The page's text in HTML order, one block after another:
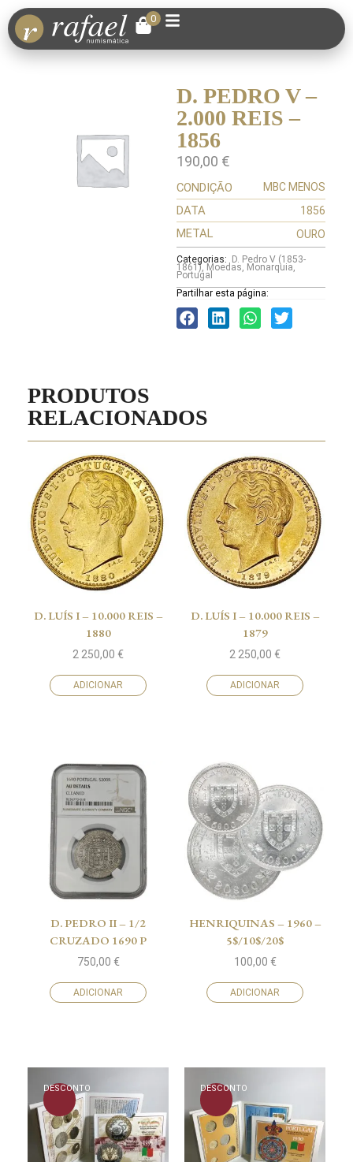
0
D. PEDRO V –
2.000 REIS –
1856
190,00 €
CONDIÇÃO MBC MENOS
DATA 1856
METAL OURO
Categorias: D. Pedro V (1853-
1861), Moedas, Monarquia,
Portugal
Partilhar esta página:
PRODUTOS
RELACIONADOS
D. LUÍS I – 10.000 REIS –
1880
2 250,00 €
ADICIONAR
D. LUÍS I – 10.000 REIS –
1879
2 250,00 €
ADICIONAR
D. PEDRO II – 1/2
CRUZADO 1690 P
750,00 €
ADICIONAR
HENRIQUINAS – 1960 –
5$/10$/20$
100,00 €
ADICIONAR
DESCONTO DESCONTO